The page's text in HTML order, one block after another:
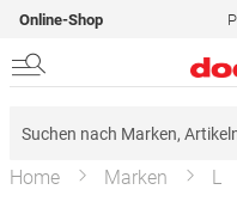
Online-Shop
Home Marken L